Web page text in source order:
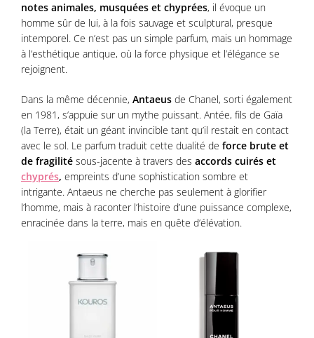
notes animales, musquées et chyprées, il évoque un
homme sûr de lui, à la fois sauvage et sculptural, presque
intemporel. Ce n’est pas un simple parfum, mais un hommage
à l’esthétique antique, où la force physique et l’élégance se
rejoignent.
Dans la même décennie, Antaeus de Chanel, sorti également
en 1981, s’appuie sur un mythe puissant. Antée, fils de Gaïa
(la Terre), était un géant invincible tant qu’il restait en contact
avec le sol. Le parfum traduit cette dualité de force brute et
de fragilité sous-jacente à travers des accords cuirés et
chyprés, empreints d’une sophistication sombre et
intrigante. Antaeus ne cherche pas seulement à glorifier
l’homme, mais à raconter l’histoire d’une puissance complexe,
enracinée dans la terre, mais en quête d’élévation.